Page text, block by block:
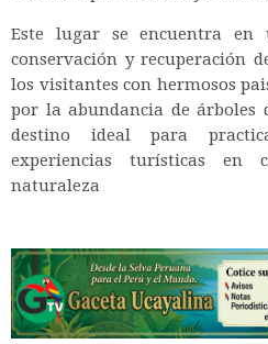
Este lugar se encuentra en
conservación y recuperación
los visitantes con hermosos
por la abundancia de árboles
destino ideal para
experiencias turísticas en
naturaleza